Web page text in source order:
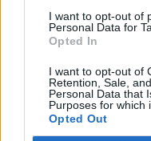
I want to opt-out of
Personal Data for
Opted In
I want to opt-out of
Retention, Sale,
Personal Data that
Purposes for which
Opted Out
ΣΧΕΤΙΚA